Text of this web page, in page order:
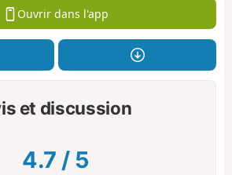
Ouvrir dans l'app
et discussion
4.7 / 5